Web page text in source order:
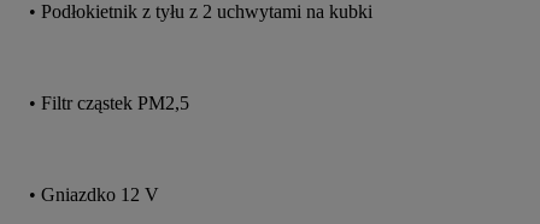
• Podłokietnik z tyłu z 2 uchwytami na kubki
• Filtr cząstek PM2,5
• Gniazdko 12 V